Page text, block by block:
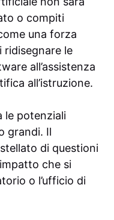
o compiti
una forza
ridisegnare le
all’assistenza
all’istruzione.
le potenziali
grandi. Il
di questioni
che si
o l’ufficio di